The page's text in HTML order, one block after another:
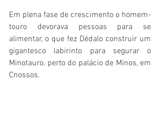
Em plena fase de crescimento o homem-
touro devorava pessoas para se
alimentar, o que fez Dédalo construir um
gigantesco labirinto para segurar o
Minotauro, perto do palácio de Minos, em
Cnossos.